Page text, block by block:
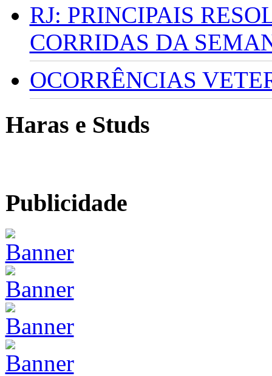
RJ: PRINCIPAIS
CORRIDAS DA
OCORRÊNCIAS
Haras e Studs
Publicidade